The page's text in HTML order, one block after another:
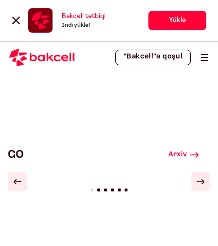
Bakcell tətbiqi
İndi yüklə!
Yüklə
"Bakcell"ə qoşul
GO Arxiv